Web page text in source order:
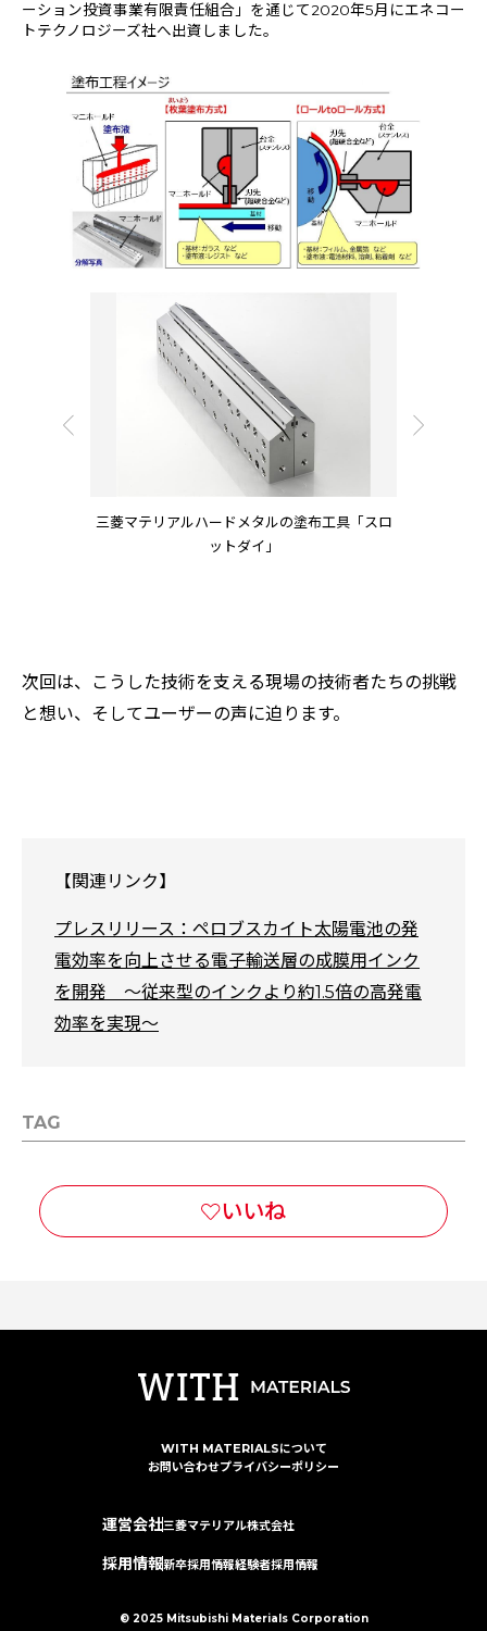
ーション投資事業有限責任組合」を通じて2020年5月にエネコー
トテクノロジーズ社へ出資しました。
三菱マテリアルハードメタルの塗布工具「スロ
ットダイ」
次回は、こうした技術を支える現場の技術者たちの挑戦
と想い、そしてユーザーの声に迫ります。
【関連リンク】
プレスリリース：ペロブスカイト太陽電池の発
電効率を向上させる電子輸送層の成膜用インク
を開発 ～従来型のインクより約1.5倍の高発電
効率を実現～
TAG
WITH MATERIALSについて
お問い合わせプライバシーポリシー
運営会社三菱マテリアル株式会社
採用情報新卒採用情報経験者採用情報
© 2025 Mitsubishi Materials Corporation